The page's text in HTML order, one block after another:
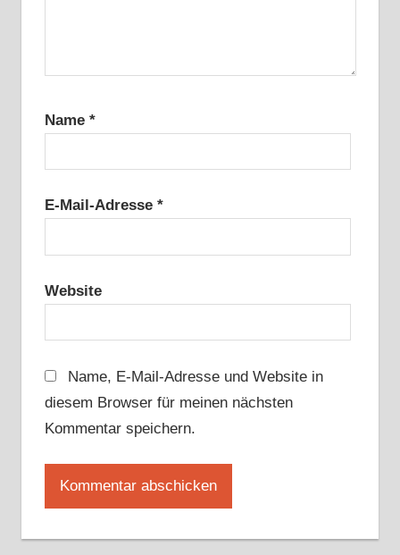
Name *
E-Mail-Adresse *
Website
Name, E-Mail-Adresse und Website in
diesem Browser für meinen nächsten
Kommentar speichern.